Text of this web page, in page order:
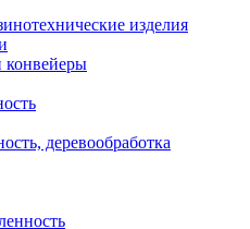
изделия
конвейеры
деревообработка